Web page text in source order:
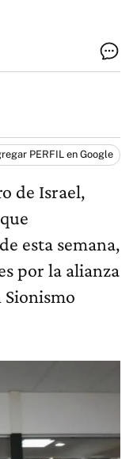
PERFIL en Google
de Israel,
esta semana,
por la alianza
Sionismo